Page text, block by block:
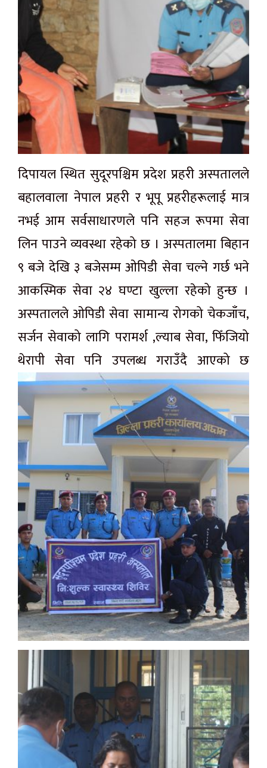
दिपायल स्थित सुदूरपश्चिम प्रदेश प्रहरी अस्पतालले
बहालवाला नेपाल प्रहरी र भूपू प्रहरीहरूलाई मात्र
नभई आम सर्वसाधारणले पनि सहज रूपमा सेवा
लिन पाउने व्यवस्था रहेको छ । अस्पतालमा बिहान
९ बजे देखि ३ बजेसम्म ओपिडी सेवा चल्ने गर्छ भने
आकस्मिक सेवा २४ घण्टा खुल्ला रहेको हुन्छ ।
अस्पतालले ओपिडी सेवा सामान्य रोगको चेकजाँच,
सर्जन सेवाको लागि परामर्श ,ल्याब सेवा, फिँजियो
थेरापी सेवा पनि उपलब्ध गराउँदै आएको छ